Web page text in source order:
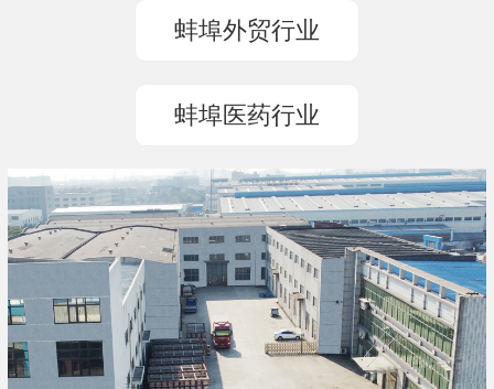
蚌埠外贸行业
蚌埠医药行业